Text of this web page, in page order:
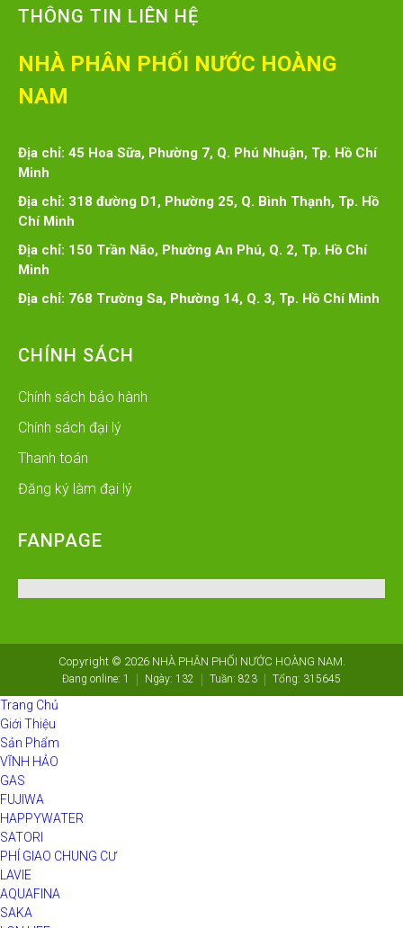
THÔNG TIN LIÊN HỆ
NHÀ PHÂN PHỐI NƯỚC HOÀNG
NAM
Địa chỉ: 45 Hoa Sữa, Phường 7, Q. Phú Nhuận, Tp. Hồ Chí
Minh
Địa chỉ: 318 đường D1, Phường 25, Q. Bình Thạnh, Tp. Hồ
Chí Minh
Địa chỉ: 150 Trần Não, Phường An Phú, Q. 2, Tp. Hồ Chí
Minh
Địa chỉ: 768 Trường Sa, Phường 14, Q. 3, Tp. Hồ Chí Minh
CHÍNH SÁCH
Chính sách bảo hành
Chính sách đại lý
Thanh toán
Đăng ký làm đại lý
FANPAGE
Copyright © 2026 NHÀ PHÂN PHỐI NƯỚC HOÀNG NAM
Đang online: 1 Ngày: 132 Tuần: 823 Tổng: 315645
Trang Chủ
Giới Thiệu
Sản Phẩm
VĨNH HẢO
GAS
FUJIWA
HAPPYWATER
SATORI
PHÍ GIAO CHUNG CƯ
LAVIE
AQUAFINA
SAKA